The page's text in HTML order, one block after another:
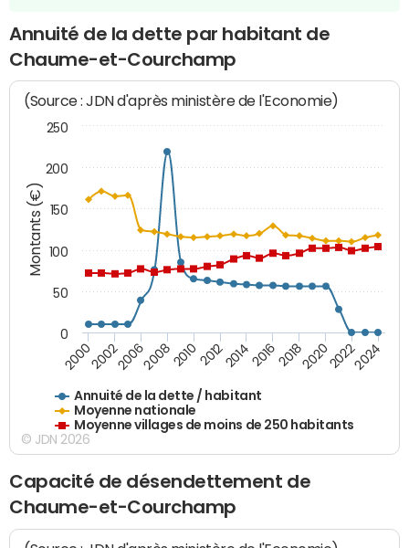
Annuité de la dette par habitant de
Chaume-et-Courchamp
Montants (€)
(Source : JDN d'après ministère de l'Economie)
Annuité de la dette / habitant
Moyenne nationale
Moyenne villages de moins de 250 habitants
200020022006200820102012201420162018202020222024
0
50
100
150
200
250
© JDN 2026
Capacité de désendettement de
Chaume-et-Courchamp